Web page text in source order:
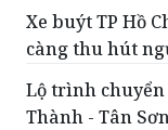
Xe buýt TP Hồ
càng thu hút
Lộ trình
Thành - Tân